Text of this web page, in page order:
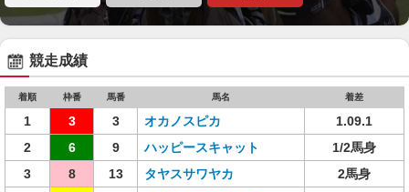
競走成績
着順 枠番 馬番 馬名 着差
1 3 3 オカノスピカ
1.09.1
2
6 9 ハッピースキャット
1/2馬身
3
8 13 タヤスサワヤカ
2馬身